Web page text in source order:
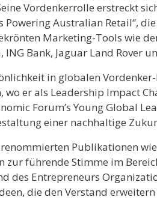
Vordenkerrolle erstreckt
Powering Australian Retail“,
Marketing-Tools wie
Bank, Jaguar Land Rover
in globalen
er als Leadership Impact
Forum’s Young Global
einer nachhaltige
Publikationen
zur führende Stimme im
des Entrepreneurs
die den Verstand